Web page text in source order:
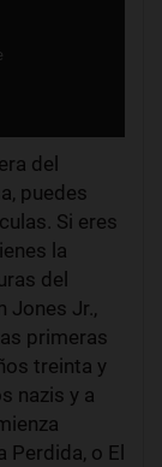
del
puedes
Si eres
la
del
Jones Jr.,
primeras
treinta y
nazis y a
o El